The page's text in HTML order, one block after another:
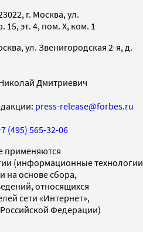
г. Москва, ул.
15, эт. 4, пом. X, ком. 1
ул. Звенигородская 2-я, д.
Дмитриевич
press-release@forbes.ru
(495) 565-32-06
применяются
(информационные технологии
на основе сбора,
относящихся
сети «Интернет»,
Федерации)